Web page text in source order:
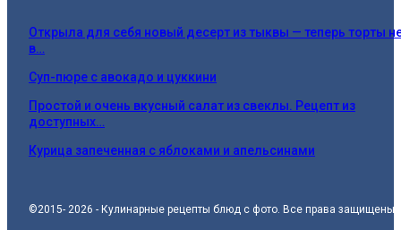
Открыла для себя новый десерт из тыквы — теперь торты
в…
Суп-пюре с авокадо и цуккини
Простой и очень вкусный салат из свеклы. Рецепт из
доступных…
Курица запеченная с яблоками и апельсинами
©2015- 2026 - Кулинарные рецепты блюд с фото. Все права защищены.